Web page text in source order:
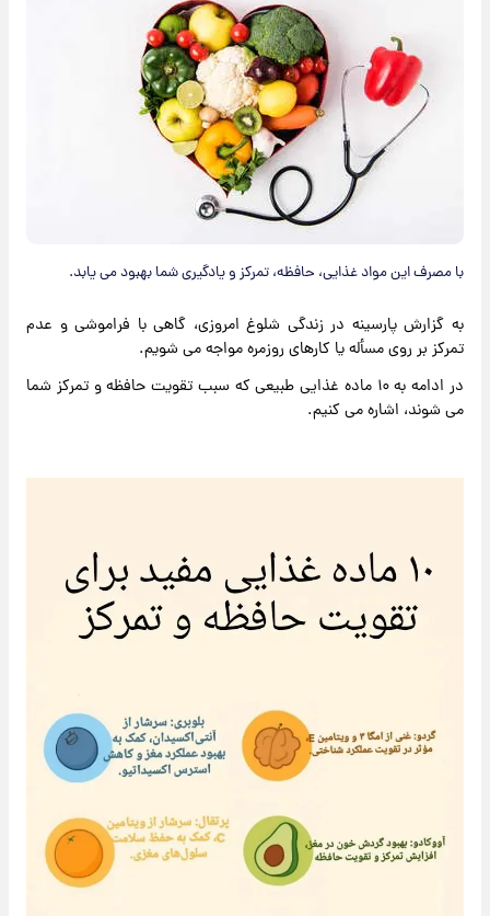
با مصرف این مواد غذایی، حافظه، تمرکز و یادگیری شما بهبود می یابد.
به گزارش پارسینه در زندگی شلوغ امروزی، گاهی با فراموشی و عدم
تمرکز بر روی مسأله یا کارهای روزمره مواجه می شویم.
در ادامه به ۱۰ ماده غذایی طبیعی که سبب تقویت حافظه و تمرکز شما
می شوند، اشاره می کنیم.